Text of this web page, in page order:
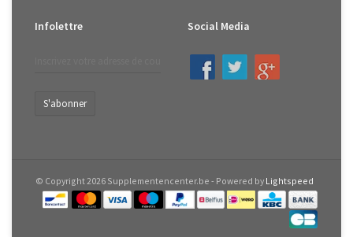
Infolettre
S'abonner
Social Media
© Copyright 2026 Supplementencenter.be - Powered by Lightspeed